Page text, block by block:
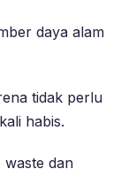
daya alam
tidak perlu
habis.
dan